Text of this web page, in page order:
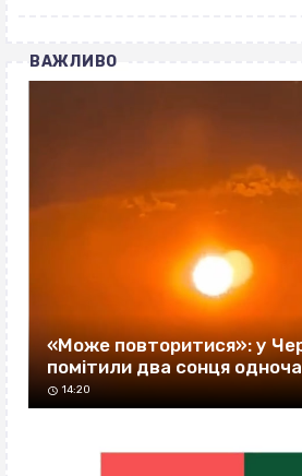
ВАЖЛИВО
«Може повторитися»: у
помітили два сонця
14:20